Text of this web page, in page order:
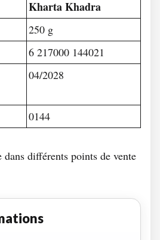
Kharta Khadra
250 g
6 217000 144021
04/2028
0144
différents points de vente